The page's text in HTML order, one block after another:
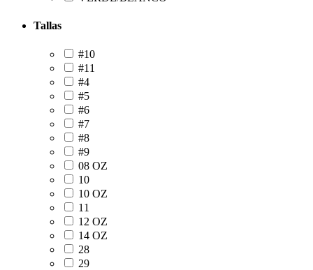
Tallas
#10
#11
#4
#5
#6
#7
#8
#9
08 OZ
10
10 OZ
11
12 OZ
14 OZ
28
29